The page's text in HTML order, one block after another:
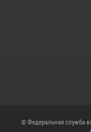
© Федеральная служба